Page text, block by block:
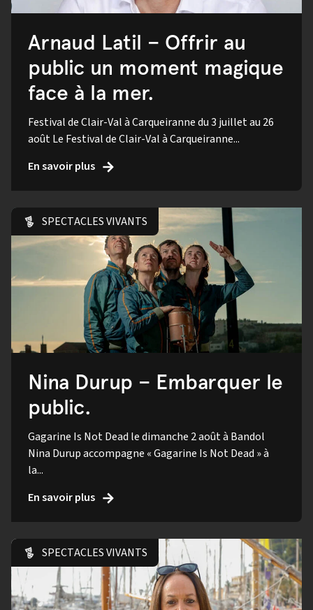
Arnaud Latil – Offrir au
public un moment magique
face à la mer.
Festival de Clair-Val à Carqueiranne du 3 juillet au 26
août Le Festival de Clair-Val à Carqueiranne...
En savoir plus
SPECTACLES VIVANTS
Nina Durup – Embarquer le
public.
Gagarine Is Not Dead le dimanche 2 août à Bandol
Nina Durup accompagne « Gagarine Is Not Dead » à
la...
En savoir plus
SPECTACLES VIVANTS